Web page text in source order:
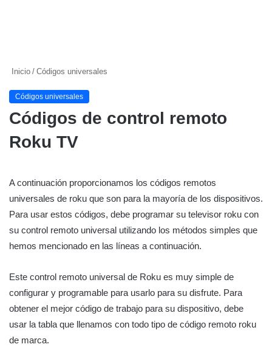
Inicio / Códigos universales
Códigos universales
Códigos de control remoto
Roku TV
A continuación proporcionamos los códigos remotos
universales de roku que son para la mayoría de los dispositivos.
Para usar estos códigos, debe programar su televisor roku con
su control remoto universal utilizando los métodos simples que
hemos mencionado en las líneas a continuación.
Este control remoto universal de Roku es muy simple de
configurar y programable para usarlo para su disfrute. Para
obtener el mejor código de trabajo para su dispositivo, debe
usar la tabla que llenamos con todo tipo de código remoto roku
de marca.